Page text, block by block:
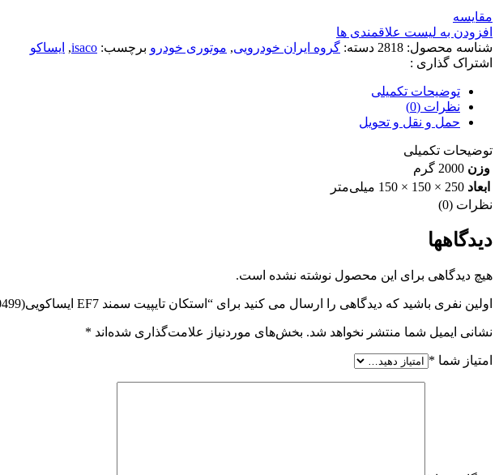
مقایسه
افزودن به لیست علاقمندی ها
شناسه محصول: 2818 دسته: گروه ایران خودرویی, موتوری خودرو برچسب: isaco
, ایساکو
اشتراک گذاری :
توضیحات تکمیلی
نظرات (0)
حمل و نقل و تحویل
توضیحات تکمیلی
وزن 2000 گرم
ابعاد 250 × 150 × 150 میلی‌متر
نظرات (0)
دیدگاهها
هیچ دیدگاهی برای این محصول نوشته نشده است.
اولین نفری باشید که دیدگاهی را ارسال می کنید برای “استکان تایپیت سمند EF7 ایساکویی(0060200499)”
نشانی ایمیل شما منتشر نخواهد شد. بخش‌های موردنیاز علامت‌گذاری شده‌اند *
امتیاز شما *